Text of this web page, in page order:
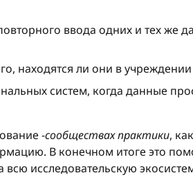
ввода одних и тех же
находятся ли они в
систем, когда данные
-сообществах практики,
В конечном итоге это
исследовательскую